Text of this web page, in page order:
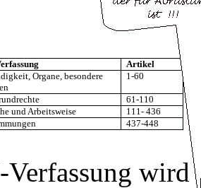
Artikel
Organe, besondere
1-60
61-110
und Arbeitsweise
111- 436
437-448
wird